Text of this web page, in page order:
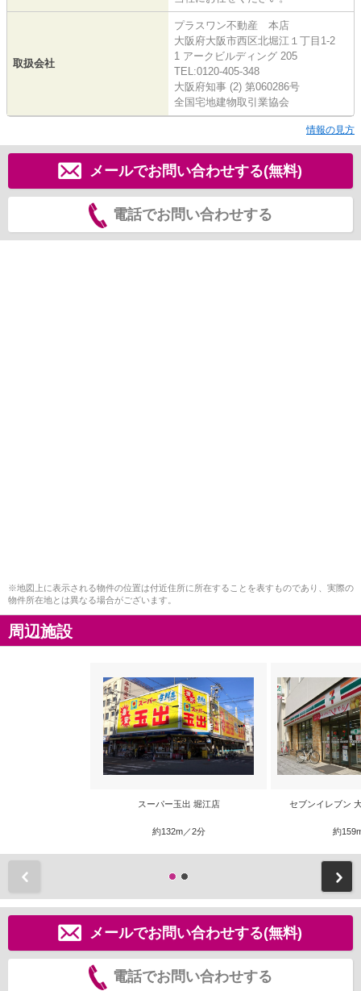
取扱会社
プラスワン不動産 本店
大阪府大阪市西区北堀江１丁目1-2
1 アークビルディング 205
TEL:0120-405-348
大阪府知事 (2) 第060286号
全国宅地建物取引業協会
情報の見方
メールでお問い合わせする(無料)
電話でお問い合わせする
※地図上に表示される物件の位置は付近住所に所在することを表すものであり、実際の
物件所在地とは異なる場合がございます。
周辺施設
スーパー玉出 堀江店
約132m／2分
セブンイレブン
約
メールでお問い合わせする(無料)
電話でお問い合わせする